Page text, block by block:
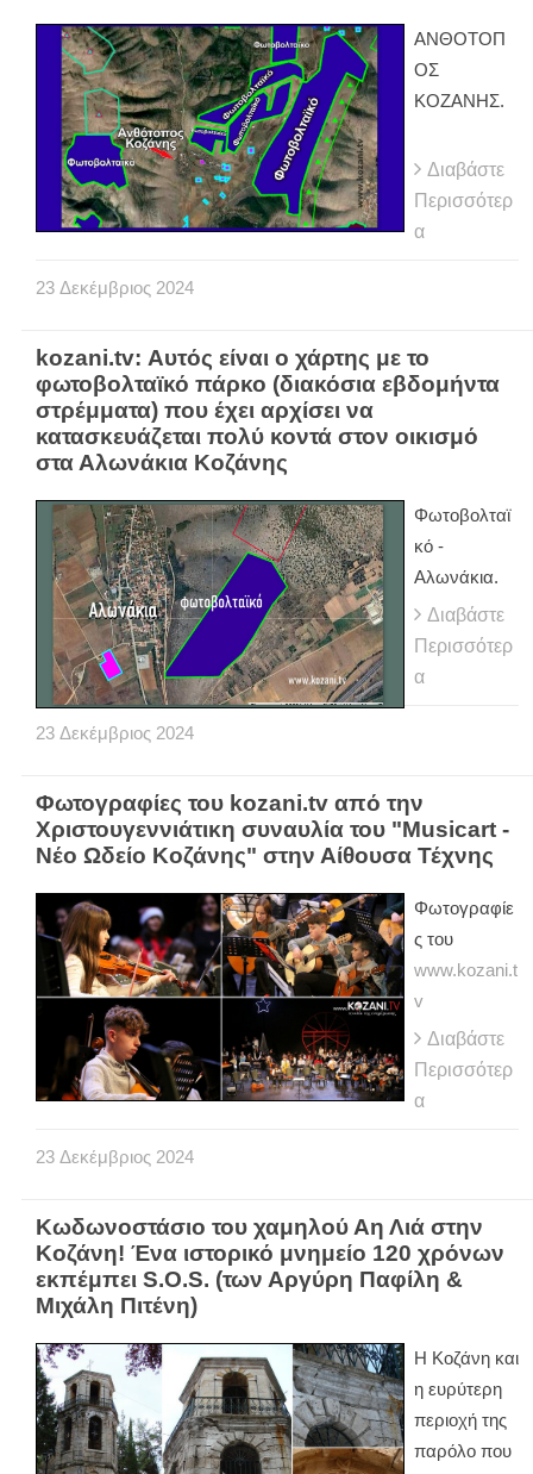
ΑΝΘΟΤΟΠ
ΟΣ
ΚΟΖΑΝΗΣ.
Διαβάστε
Περισσότερ
α
23 Δεκέμβριος 2024
kozani.tv: Αυτός είναι ο χάρτης με το
φωτοβολταϊκό πάρκο (διακόσια εβδομήντα
στρέμματα) που έχει αρχίσει να
κατασκευάζεται πολύ κοντά στον οικισμό
στα Αλωνάκια Κοζάνης
Φωτοβολταϊ
κό -
Αλωνάκια.
Διαβάστε
Περισσότερ
α
23 Δεκέμβριος 2024
Φωτογραφίες του kozani.tv από την
Χριστουγεννιάτικη συναυλία του "Μusicart -
Νέο Ωδείο Κοζάνης" στην Αίθουσα Τέχνης
Φωτογραφίε
ς του
www.kozani.t
v
Διαβάστε
Περισσότερ
α
23 Δεκέμβριος 2024
Κωδωνοστάσιο του χαμηλού Αη Λιά στην
Κοζάνη! Ένα ιστορικό μνημείο 120 χρόνων
εκπέμπει S.O.S. (των Αργύρη Παφίλη &
Μιχάλη Πιτένη)
Η Κοζάνη και
η ευρύτερη
περιοχή της
παρόλο που